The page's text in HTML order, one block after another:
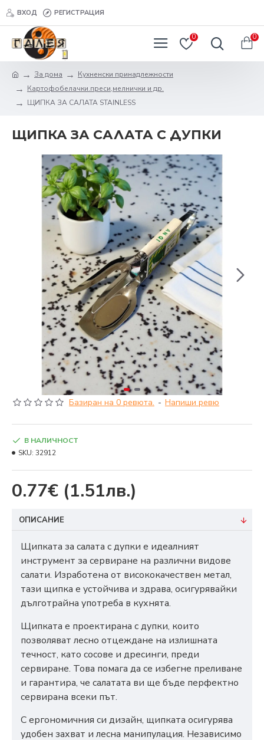
ВХОД РЕГИСТРАЦИЯ
0 0
За дома
Кухненски принадлежности
Картофобелачки.преси,мелнички и др.
ЩИПКА ЗА САЛАТА STAINLESS
ЩИПКА ЗА САЛАТА С ДУПКИ
Базиран на 0 ревюта. - Напиши ревю
0.77€ (1.51лв.)
В НАЛИЧНОСТ
SKU: 32912
ОПИСАНИЕ
Щипката за салата с дупки е идеалният
инструмент за сервиране на различни видове
салати. Изработена от висококачествен метал,
тази щипка е устойчива и здрава, осигурявайки
дълготрайна употреба в кухнята.
Щипката е проектирана с дупки, които
позволяват лесно отцеждане на излишната
течност, като сосове и дресинги, преди
сервиране. Това помага да се избегне преливане
и гарантира, че салатата ви ще бъде перфектно
сервирана всеки път.
С ергономичния си дизайн, щипката осигурява
удобен захват и лесна манипулация. Независимо